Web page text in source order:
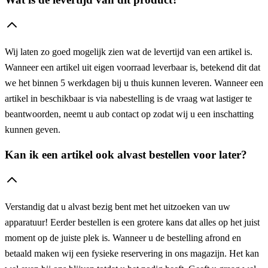
Wij laten zo goed mogelijk zien wat de levertijd van een artikel is.
Wanneer een artikel uit eigen voorraad leverbaar is, betekend dit dat
we het binnen 5 werkdagen bij u thuis kunnen leveren. Wanneer een
artikel in beschikbaar is via nabestelling is de vraag wat lastiger te
beantwoorden, neemt u aub contact op zodat wij u een inschatting
kunnen geven.
Kan ik een artikel ook alvast bestellen voor later?
Verstandig dat u alvast bezig bent met het uitzoeken van uw
apparatuur! Eerder bestellen is een grotere kans dat alles op het juist
moment op de juiste plek is. Wanneer u de bestelling afrond en
betaald maken wij een fysieke reservering in ons magazijn. Het kan